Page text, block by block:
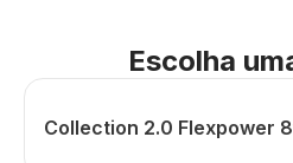
Escolha
Collection 2.0 Flexpower